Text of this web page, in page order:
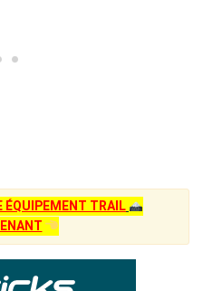
TRAIL